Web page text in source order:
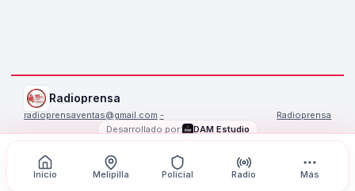
Radioprensa
radioprensaventas@gmail.com·-
Radioprensa
Desarrollado por:
DAM Estudio
2026 Radioprensa . Todos los derechos reservados.
Inicio
Melipilla Policial Radio Más